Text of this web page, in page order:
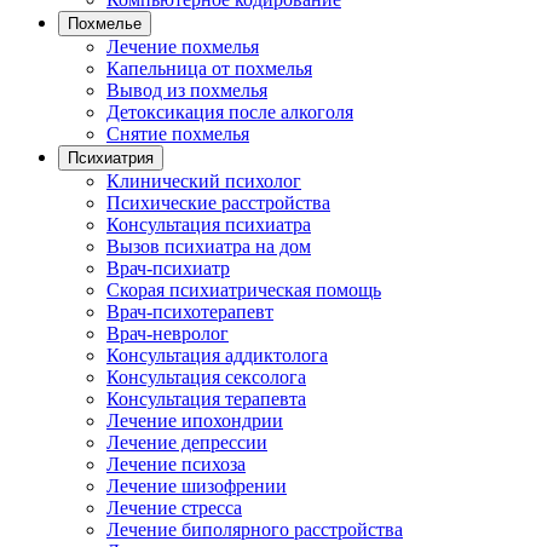
Похмелье
Лечение похмелья
Капельница от похмелья
Вывод из похмелья
Детоксикация после алкоголя
Снятие похмелья
Психиатрия
Клинический психолог
Психические расстройства
Консультация психиатра
Вызов психиатра на дом
Врач-психиатр
Скорая психиатрическая помощь
Врач-психотерапевт
Врач-невролог
Консультация аддиктолога
Консультация сексолога
Консультация терапевта
Лечение ипохондрии
Лечение депрессии
Лечение психоза
Лечение шизофрении
Лечение стресса
Лечение биполярного расстройства